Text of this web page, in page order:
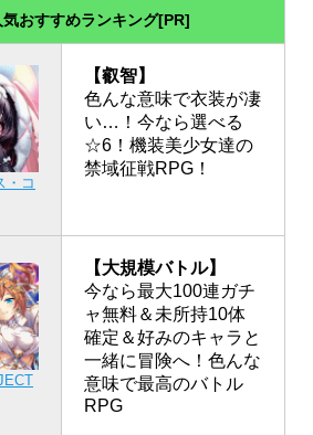
気おすすめランキング[PR]
・コ
【叡智】
色んな意味で衣装が凄
い…！今なら選べる
☆6！機装美少女達の
禁域征戦RPG！
【大規模バトル】
今なら最大100連ガチ
ャ無料＆未所持10体
確定＆好みのキャラと
一緒に冒険へ！色んな
意味で最高のバトル
RPG